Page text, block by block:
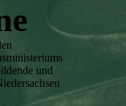
und